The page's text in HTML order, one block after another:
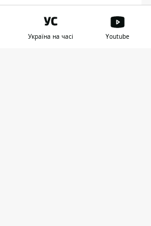
Україна на часі Youtube